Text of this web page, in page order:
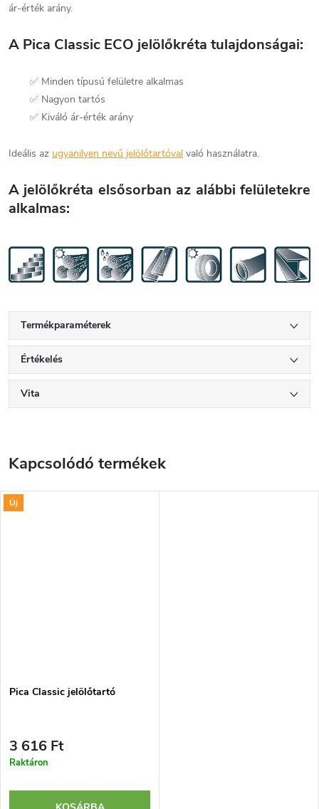
ár-érték arány.
A Pica Classic ECO jelölőkréta tulajdonságai:
✅ Minden típusú felületre alkalmas
✅ Nagyon tartós
✅ Kiváló ár-érték arány
Ideális az ugyanilyen nevű jelölőtartóval való használatra.
A jelölőkréta elsősorban az alábbi felületekre
alkalmas:
Termékparaméterek
Értékelés
Vita
Kapcsolódó termékek
Új
Pica Classic jelölőtartó
3 616 Ft
Raktáron